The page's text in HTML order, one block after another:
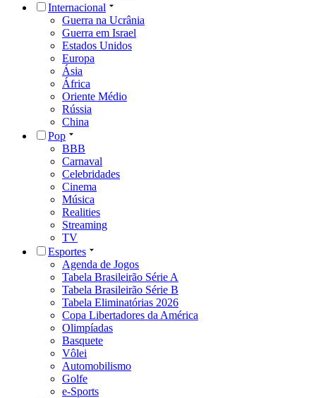
Internacional
Guerra na Ucrânia
Guerra em Israel
Estados Unidos
Europa
Ásia
África
Oriente Médio
Rússia
China
Pop
BBB
Carnaval
Celebridades
Cinema
Música
Realities
Streaming
TV
Esportes
Agenda de Jogos
Tabela Brasileirão Série A
Tabela Brasileirão Série B
Tabela Eliminatórias 2026
Copa Libertadores da América
Olimpíadas
Basquete
Vôlei
Automobilismo
Golfe
e-Sports